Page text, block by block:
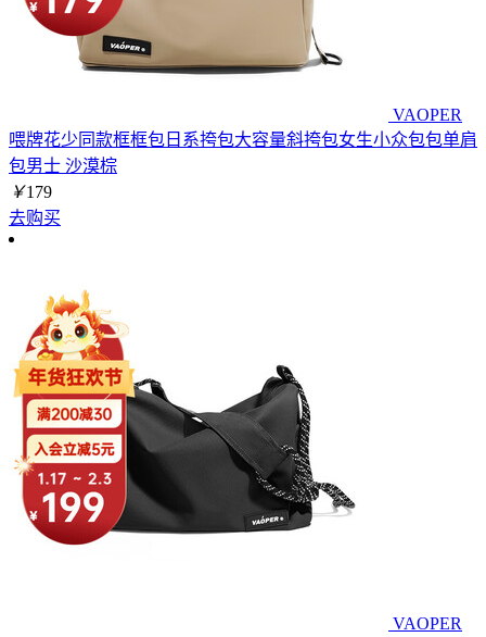
VAOPER
喂牌花少同款框框包日系挎包大容量斜挎包女生小众包包单肩
包男士 沙漠棕
￥179
去购买
VAOPER